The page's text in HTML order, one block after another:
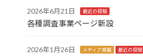
2026年6月21日 最近の投稿
各種調査事業ページ新設
2026年1月26日 メディア掲載 最近の投稿